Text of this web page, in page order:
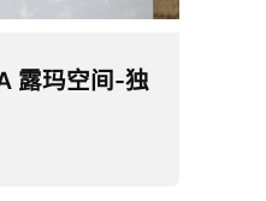
露玛空间-独